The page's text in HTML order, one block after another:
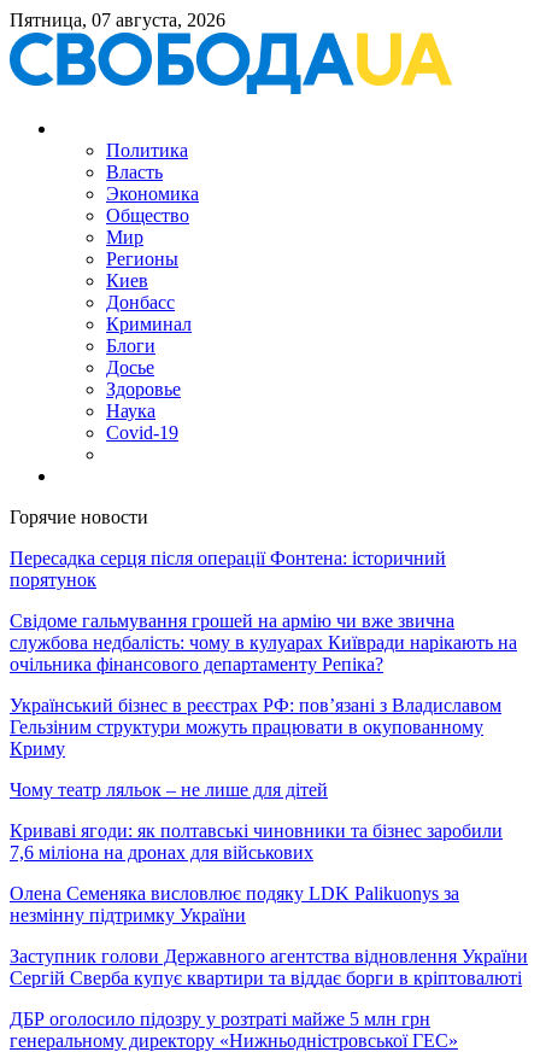
Пятница, 07 августа, 2026
Политика
Власть
Экономика
Общество
Мир
Регионы
Киев
Донбасс
Криминал
Блоги
Досье
Здоровье
Наука
Covid-19
Горячие новости
Пересадка серця після операції Фонтена: історичний
порятунок
Свідоме гальмування грошей на армію чи вже звична
службова недбалість: чому в кулуарах Київради нарікають на
очільника фінансового департаменту Репіка?
Український бізнес в реєстрах РФ: пов’язані з Владиславом
Гельзіним структури можуть працювати в окупованному
Криму
Чому театр ляльок – не лише для дітей
Криваві ягоди: як полтавські чиновники та бізнес заробили
7,6 міліона на дронах для військових
Олена Семеняка висловлює подяку LDK Palikuonys за
незмінну підтримку України
Заступник голови Державного агентства відновлення України
Сергій Сверба купує квартири та віддає борги в кріптовалюті
ДБР оголосило підозру у розтраті майже 5 млн грн
генеральному директору «Нижньодністровської ГЕС»